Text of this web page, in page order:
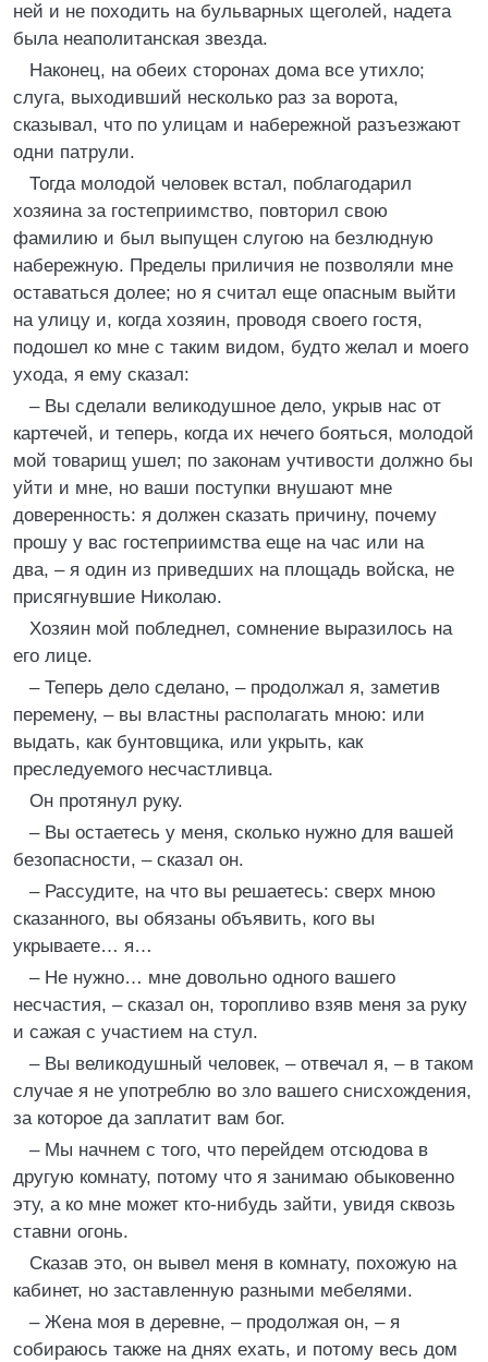
ней и не походить на бульварных щеголей, надета
была неаполитанская звезда.
Наконец, на обеих сторонах дома все утихло;
слуга, выходивший несколько раз за ворота,
сказывал, что по улицам и набережной разъезжают
одни патрули.
Тогда молодой человек встал, поблагодарил
хозяина за гостеприимство, повторил свою
фамилию и был выпущен слугою на безлюдную
набережную. Пределы приличия не позволяли мне
оставаться долее; но я считал еще опасным выйти
на улицу и, когда хозяин, проводя своего гостя,
подошел ко мне с таким видом, будто желал и моего
ухода, я ему сказал:
– Вы сделали великодушное дело, укрыв нас от
картечей, и теперь, когда их нечего бояться, молодой
мой товарищ ушел; по законам учтивости должно бы
уйти и мне, но ваши поступки внушают мне
доверенность: я должен сказать причину, почему
прошу у вас гостеприимства еще на час или на
два, – я один из приведших на площадь войска, не
присягнувшие Николаю.
Хозяин мой побледнел, сомнение выразилось на
его лице.
– Теперь дело сделано, – продолжал я, заметив
перемену, – вы властны располагать мною: или
выдать, как бунтовщика, или укрыть, как
преследуемого несчастливца.
Он протянул руку.
– Вы остаетесь у меня, сколько нужно для вашей
безопасности, – сказал он.
– Рассудите, на что вы решаетесь: сверх мною
сказанного, вы обязаны объявить, кого вы
укрываете… я…
– Не нужно… мне довольно одного вашего
несчастия, – сказал он, торопливо взяв меня за руку
и сажая с участием на стул.
– Вы великодушный человек, – отвечал я, – в таком
случае я не употреблю во зло вашего снисхождения,
за которое да заплатит вам бог.
– Мы начнем с того, что перейдем отсюдова в
другую комнату, потому что я занимаю обыковенно
эту, а ко мне может кто-нибудь зайти, увидя сквозь
ставни огонь.
Сказав это, он вывел меня в комнату, похожую на
кабинет, но заставленную разными мебелями.
– Жена моя в деревне, – продолжая он, – я
собираюсь также на днях ехать, и потому весь дом